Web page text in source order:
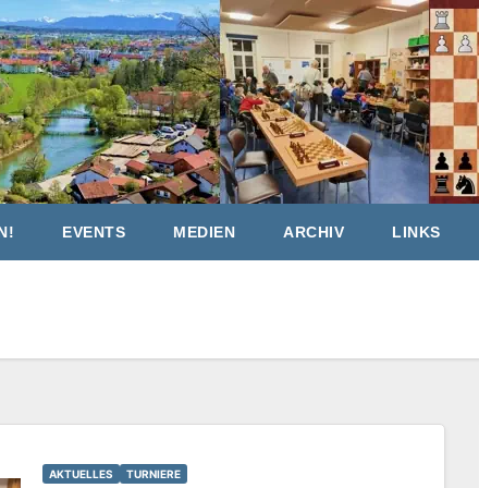
EVENTS MEDIEN ARCHIV LINKS
AKTUELLES TURNIERE